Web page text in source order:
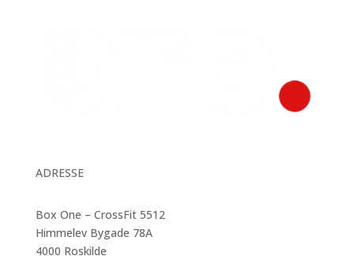
ADRESSE
Box One – CrossFit 5512
Himmelev Bygade 78A
4000 Roskilde